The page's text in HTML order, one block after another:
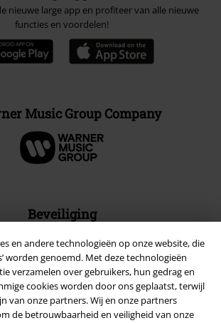
en andere technologieën op onze website, die
worden genoemd. Met deze technologieën
verzamelen over gebruikers, hun gedrag en
cookies worden door ons geplaatst, terwijl
van onze partners. Wij en onze partners
de betrouwbaarheid en veiligheid van onze
nieuwe large app en profiteer van alle nieuwe
functies en voordelen!
Music Group Company
Beveiliging